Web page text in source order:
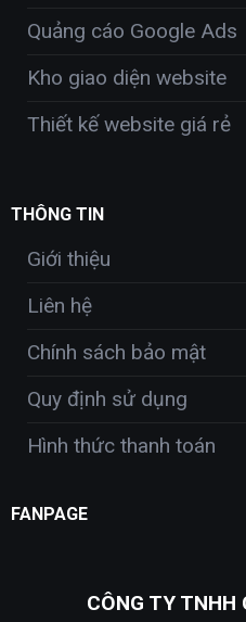
Quảng cáo Google Ads
Kho giao diện website
Thiết kế website giá rẻ
THÔNG TIN
Giới thiệu
Liên hệ
Chính sách bảo mật
Quy định sử dụng
Hình thức thanh toán
FANPAGE
CÔNG TY TNHH